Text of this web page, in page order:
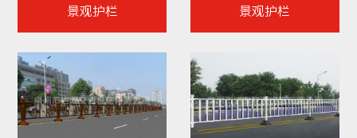
景观护栏 景观护栏